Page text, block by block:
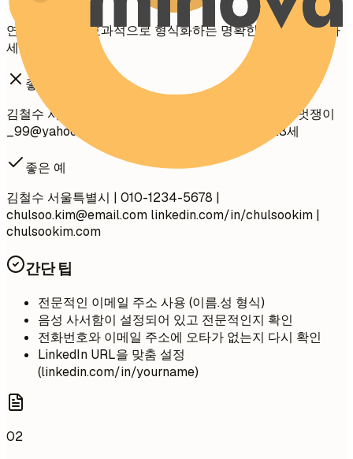
연락처 정보를 효과적으로 형식화하는 명확한 예시를 확인하
세요.
좋지 않은 예
김철수 서울특별시 강남구 테헤란로 123번지 456호 멋쟁이
_99@yahoo.com
github.com/aliciacode 미혼, 28세
좋은 예
김철수 서울특별시 | 010-1234-5678 |
chulsoo.kim@email.com linkedin.com/in/chulsookim |
chulsookim.com
간단 팁
전문적인 이메일 주소 사용 (이름.성 형식)
음성 사서함이 설정되어 있고 전문적인지 확인
전화번호와 이메일 주소에 오타가 없는지 다시 확인
LinkedIn URL을 맞춤 설정
(linkedin.com/in/yourname)
02